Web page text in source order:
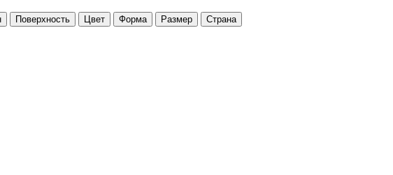
Поверхность Цвет Форма Размер Страна